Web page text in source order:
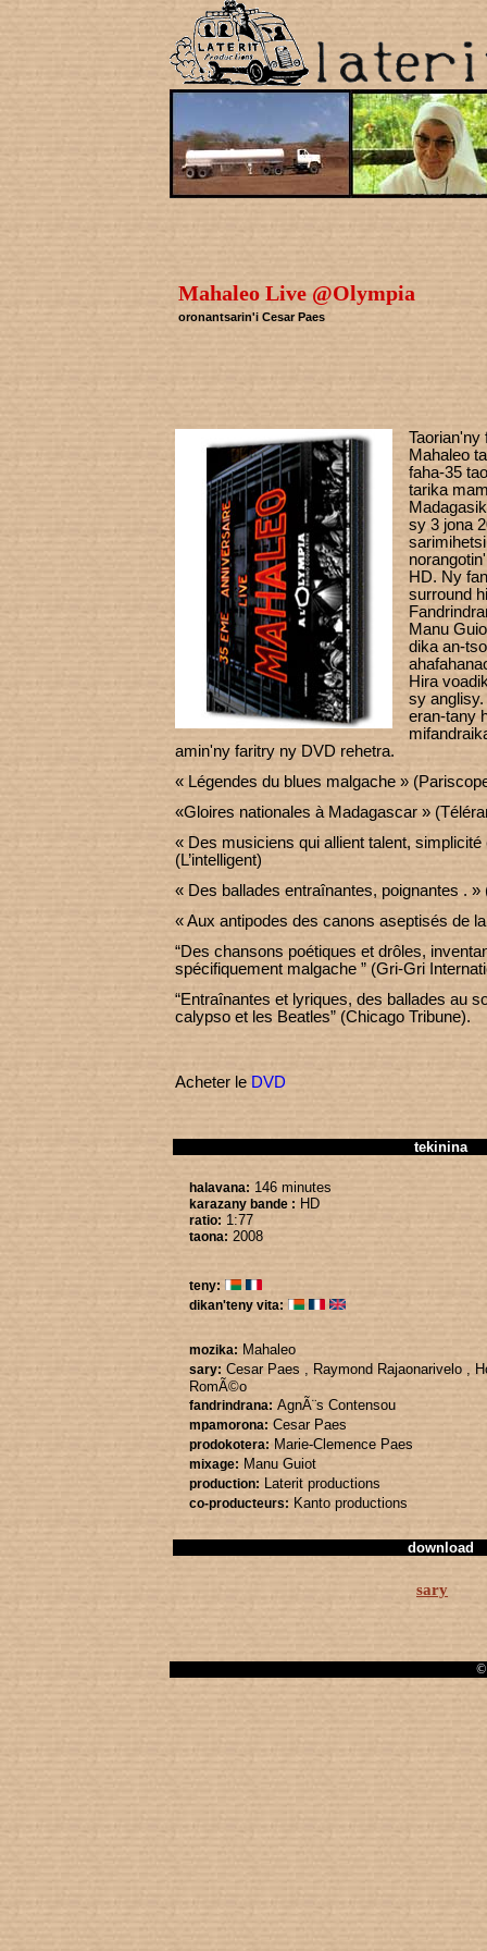
Mahaleo Live @Olympia
oronantsarin'i Cesar Paes
Taorian'ny
Mahaleo
faha-35
tarika
sy 3 jona
HD. Ny
surround
Manu
dika an-
Hira
sy
eran-tany
amin'ny faritry ny DVD rehetra.
« Légendes du blues malgache »
«Gloires nationales à Madagascar »
« Des musiciens qui allient talent,
(L’intelligent)
« Des ballades entraînantes, poignantes . »
« Aux antipodes des canons aseptisés de
“Des chansons poétiques et drôles,
spécifiquement malgache ” (Gri-Gri
“Entraînantes et lyriques, des ballades au
calypso et les Beatles” (Chicago Tribune).
Acheter le DVD
tekinina
halavana: 146 minutes
karazany bande : HD
ratio: 1:77
taona: 2008
teny:
dikan'teny vita:
mozika: Mahaleo
sary: Cesar Paes , Raymond Rajaonarivelo ,
RomÃ©o
fandrindrana: AgnÃ¨s Contensou
mpamorona: Cesar Paes
prodokotera: Marie-Clemence Paes
mixage: Manu Guiot
production: Laterit productions
co-producteurs: Kanto productions
download
sary
©